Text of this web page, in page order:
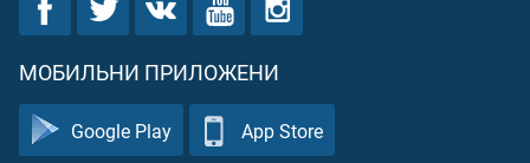
МОБИЛЬНИ ПРИЛОЖЕНИ
Google Play App Store